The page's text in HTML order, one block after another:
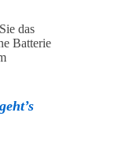
das
Batterie